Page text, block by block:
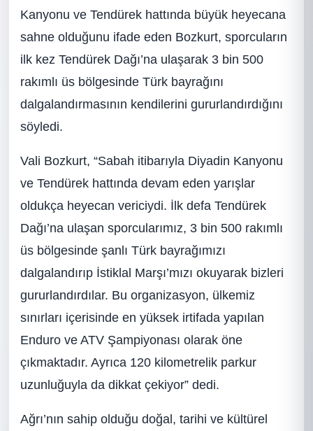
Kanyonu ve Tendürek hattında büyük heyecana
sahne olduğunu ifade eden Bozkurt, sporcuların
ilk kez Tendürek Dağı’na ulaşarak 3 bin 500
rakımlı üs bölgesinde Türk bayrağını
dalgalandırmasının kendilerini gururlandırdığını
söyledi.
Vali Bozkurt, “Sabah itibarıyla Diyadin Kanyonu
ve Tendürek hattında devam eden yarışlar
oldukça heyecan vericiydi. İlk defa Tendürek
Dağı’na ulaşan sporcularımız, 3 bin 500 rakımlı
üs bölgesinde şanlı Türk bayrağımızı
dalgalandırıp İstiklal Marşı’mızı okuyarak bizleri
gururlandırdılar. Bu organizasyon, ülkemiz
sınırları içerisinde en yüksek irtifada yapılan
Enduro ve ATV Şampiyonası olarak öne
çıkmaktadır. Ayrıca 120 kilometrelik parkur
uzunluğuyla da dikkat çekiyor” dedi.
Ağrı’nın sahip olduğu doğal, tarihi ve kültürel